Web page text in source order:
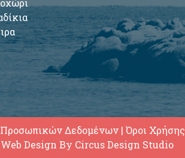
Προσωπικών Δεδομένων | Όροι Χρήσης
Design By Circus Design Studio